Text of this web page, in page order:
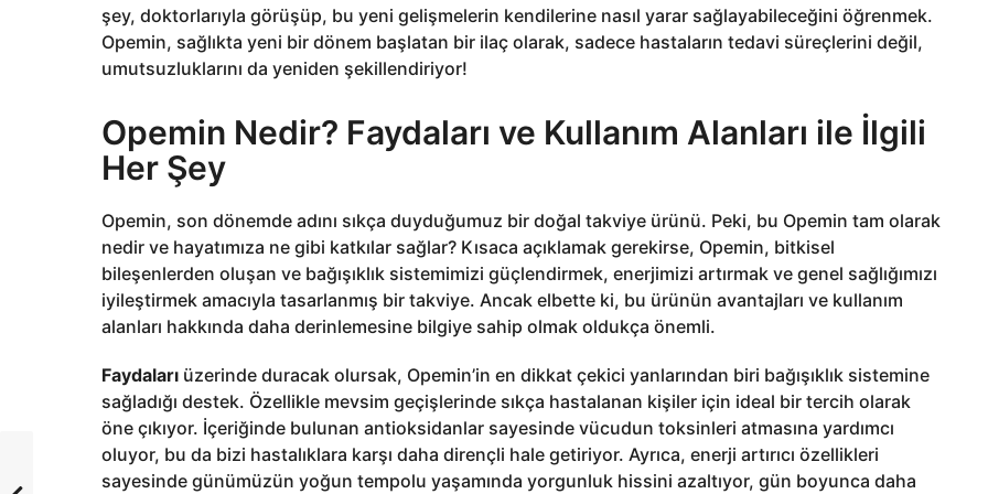
şey, doktorlarıyla görüşüp, bu yeni gelişmelerin kendilerine nasıl yarar sağlayabileceğini öğrenmek.
Opemin, sağlıkta yeni bir dönem başlatan bir ilaç olarak, sadece hastaların tedavi süreçlerini değil,
umutsuzluklarını da yeniden şekillendiriyor!
Opemin Nedir? Faydaları ve Kullanım Alanları ile İlgili
Her Şey
Opemin, son dönemde adını sıkça duyduğumuz bir doğal takviye ürünü. Peki, bu Opemin tam olarak
nedir ve hayatımıza ne gibi katkılar sağlar? Kısaca açıklamak gerekirse, Opemin, bitkisel
bileşenlerden oluşan ve bağışıklık sistemimizi güçlendirmek, enerjimizi artırmak ve genel sağlığımızı
iyileştirmek amacıyla tasarlanmış bir takviye. Ancak elbette ki, bu ürünün avantajları ve kullanım
alanları hakkında daha derinlemesine bilgiye sahip olmak oldukça önemli.
Faydaları üzerinde duracak olursak, Opemin’in en dikkat çekici yanlarından biri bağışıklık sistemine
sağladığı destek. Özellikle mevsim geçişlerinde sıkça hastalanan kişiler için ideal bir tercih olarak
öne çıkıyor. İçeriğinde bulunan antioksidanlar sayesinde vücudun toksinleri atmasına yardımcı
oluyor, bu da bizi hastalıklara karşı daha dirençli hale getiriyor. Ayrıca, enerji artırıcı özellikleri
sayesinde günümüzün yoğun tempolu yaşamında yorgunluk hissini azaltıyor, gün boyunca daha